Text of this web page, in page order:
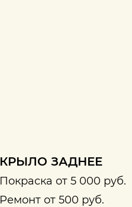
КРЫЛО ЗАДНЕЕ
Покраска от 5 000 руб.
Ремонт от 500 руб.